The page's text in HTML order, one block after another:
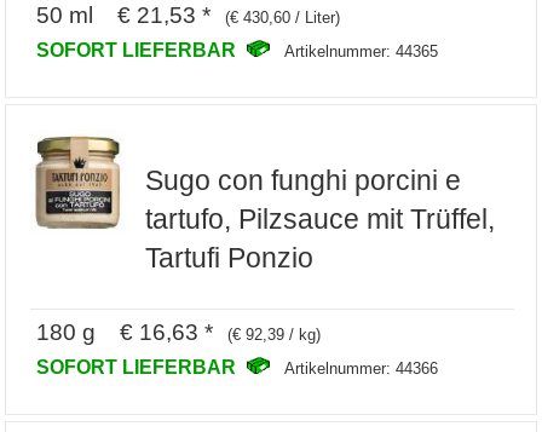
50 ml € 21,53 * (€ 430,60 / Liter)
SOFORT LIEFERBAR Artikelnummer: 44365
Sugo con funghi porcini e
tartufo, Pilzsauce mit Trüffel,
Tartufi Ponzio
180 g € 16,63 * (€ 92,39 / kg)
SOFORT LIEFERBAR Artikelnummer: 44366